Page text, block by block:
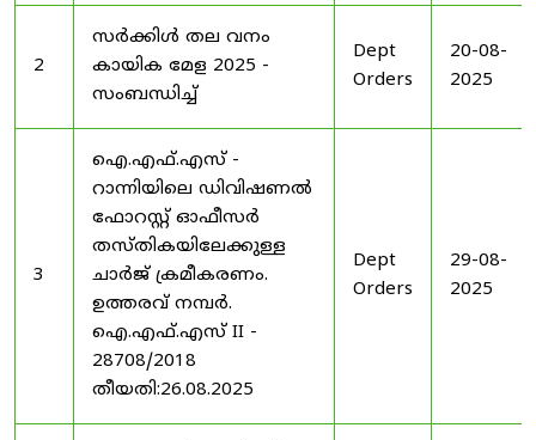
2
സർക്കിൾ തല വനം
കായിക മേള 2025 -
സംബന്ധിച്ച്
Dept
Orders
20-08-
2025
3
ഐ.എഫ്.എസ് -
റാന്നിയിലെ ഡിവിഷണൽ
ഫോറസ്റ്റ് ഓഫീസർ
തസ്തികയിലേക്കുള്ള
ചാർജ് ക്രമീകരണം.
ഉത്തരവ് നമ്പർ.
ഐ.എഫ്.എസ് II -
28708/2018
തീയതി:26.08.2025
Dept
Orders
29-08-
2025